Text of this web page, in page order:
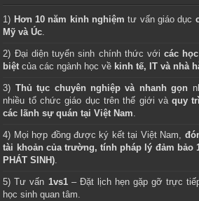
1) Hơn 10 năm kinh nghiệm tư vấn giáo dục
Mỹ và Úc.
2) Đại diện tuyển sinh chính thức vớicác
biệt của các ngành học về kinh tế, IT và nhà
3) Thủ tục chuyên nghiệp và nhanh gọn
nhiều tổ chức giáo dục trên thế giới vàquy
các lãnh sự quán tại Việt Nam.
4) Mọi hợp đồng được ký kết tại Việt Nam,
tài khoản của trường, tính pháp lý đảm bảo
PHÁT SINH).
5) Tư vấn 1vs1– Đặt lịch hẹn gặp gỡ trực
học sinh quan tâm.